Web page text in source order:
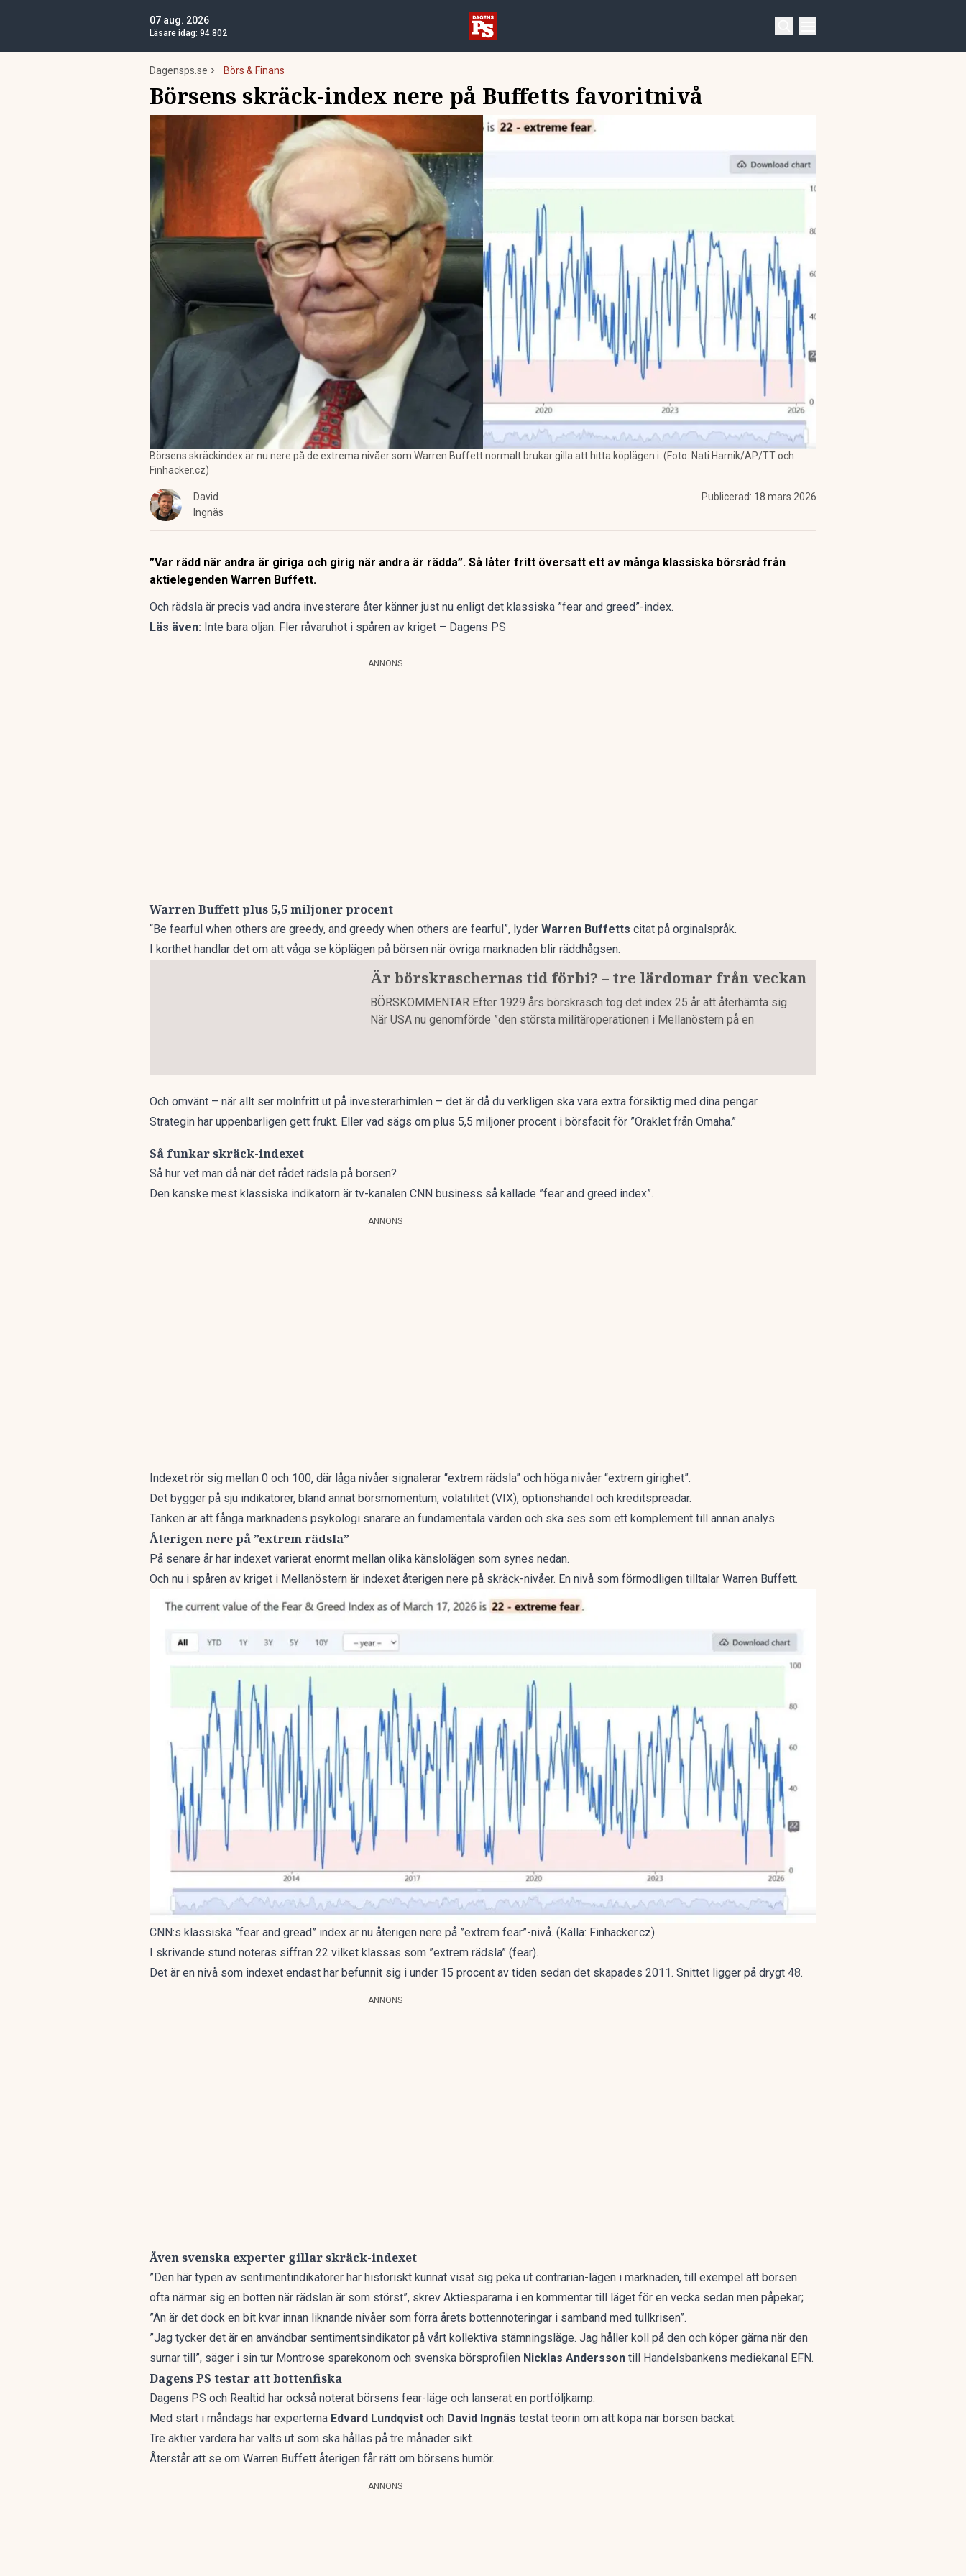
07 aug. 2026
Läsare idag: 94 802
Dagensps.se Börs & Finans
Börsens skräck-index nere på Buffetts favoritnivå
Börsens skräckindex är nu nere på de extrema nivåer som Warren Buffett normalt brukar gilla att hitta köplägen i. (Foto: Nati Harnik/AP/TT och
Finhacker.cz)
David
Ingnäs
Publicerad: 18 mars 2026
”Var rädd när andra är giriga och girig när andra är rädda”. Så låter fritt översatt ett av många klassiska börsråd från
aktielegenden Warren Buffett.
Och rädsla är precis vad andra investerare åter känner just nu enligt det klassiska ”fear and greed”-index.
Läs även: Inte bara oljan: Fler råvaruhot i spåren av kriget – Dagens PS
ANNONS
Warren Buffett plus 5,5 miljoner procent
“Be fearful when others are greedy, and greedy when others are fearful”, lyder Warren Buffetts citat på orginalspråk.
I korthet handlar det om att våga se köplägen på börsen när övriga marknaden blir räddhågsen.
Är börskraschernas tid förbi? – tre lärdomar från veckan
BÖRSKOMMENTAR Efter 1929 års börskrasch tog det index 25 år att återhämta sig.
När USA nu genomförde ”den största militäroperationen i Mellanöstern på en
Och omvänt – när allt ser molnfritt ut på investerarhimlen – det är då du verkligen ska vara extra försiktig med dina pengar.
Strategin har uppenbarligen gett frukt. Eller vad sägs om plus 5,5 miljoner procent i börsfacit för ”Oraklet från Omaha.”
Så funkar skräck-indexet
Så hur vet man då när det rådet rädsla på börsen?
Den kanske mest klassiska indikatorn är tv-kanalen CNN business så kallade ”fear and greed index”.
ANNONS
Indexet rör sig mellan 0 och 100, där låga nivåer signalerar “extrem rädsla” och höga nivåer “extrem girighet”.
Det bygger på sju indikatorer, bland annat börsmomentum, volatilitet (VIX), optionshandel och kreditspreadar.
Tanken är att fånga marknadens psykologi snarare än fundamentala värden och ska ses som ett komplement till annan analys.
Återigen nere på ”extrem rädsla”
På senare år har indexet varierat enormt mellan olika känslolägen som synes nedan.
Och nu i spåren av kriget i Mellanöstern är indexet återigen nere på skräck-nivåer. En nivå som förmodligen tilltalar Warren Buffett.
CNN:s klassiska ”fear and gread” index är nu återigen nere på ”extrem fear”-nivå. (Källa: Finhacker.cz)
I skrivande stund noteras siffran 22 vilket klassas som ”extrem rädsla” (fear).
Det är en nivå som indexet endast har befunnit sig i under 15 procent av tiden sedan det skapades 2011. Snittet ligger på drygt 48.
ANNONS
Även svenska experter gillar skräck-indexet
”Den här typen av sentimentindikatorer har historiskt kunnat visat sig peka ut contrarian-lägen i marknaden, till exempel att börsen
ofta närmar sig en botten när rädslan är som störst”, skrev Aktiespararna i en kommentar till läget för en vecka sedan men påpekar;
”Än är det dock en bit kvar innan liknande nivåer som förra årets bottennoteringar i samband med tullkrisen”.
”Jag tycker det är en användbar sentimentsindikator på vårt kollektiva stämningsläge. Jag håller koll på den och köper gärna när den
surnar till”, säger i sin tur Montrose sparekonom och svenska börsprofilen Nicklas Andersson till Handelsbankens mediekanal EFN.
Dagens PS testar att bottenfiska
Dagens PS och Realtid har också noterat börsens fear-läge och lanserat en portföljkamp.
Med start i måndags har experterna Edvard Lundqvist och David Ingnäs testat teorin om att köpa när börsen backat.
Tre aktier vardera har valts ut som ska hållas på tre månader sikt.
Återstår att se om Warren Buffett återigen får rätt om börsens humör.
ANNONS